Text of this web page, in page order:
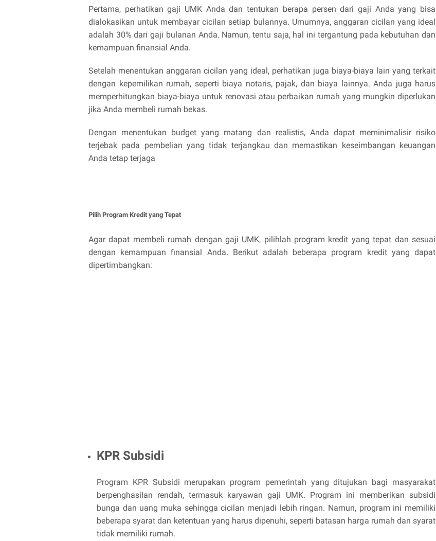
Pertama, perhatikan gaji UMK Anda dan tentukan berapa persen dari gaji Anda yang bisa
dialokasikan untuk membayar cicilan setiap bulannya. Umumnya, anggaran cicilan yang ideal
adalah 30% dari gaji bulanan Anda. Namun, tentu saja, hal ini tergantung pada kebutuhan dan
kemampuan finansial Anda.
Setelah menentukan anggaran cicilan yang ideal, perhatikan juga biaya-biaya lain yang terkait
dengan kepemilikan rumah, seperti biaya notaris, pajak, dan biaya lainnya. Anda juga harus
memperhitungkan biaya-biaya untuk renovasi atau perbaikan rumah yang mungkin diperlukan
jika Anda membeli rumah bekas.
Dengan menentukan budget yang matang dan realistis, Anda dapat meminimalisir risiko
terjebak pada pembelian yang tidak terjangkau dan memastikan keseimbangan keuangan
Anda tetap terjaga
Pilih Program Kredit yang Tepat
Agar dapat membeli rumah dengan gaji UMK, pilihlah program kredit yang tepat dan sesuai
dengan kemampuan finansial Anda. Berikut adalah beberapa program kredit yang dapat
dipertimbangkan:
KPR Subsidi
Program KPR Subsidi merupakan program pemerintah yang ditujukan bagi masyarakat
berpenghasilan rendah, termasuk karyawan gaji UMK. Program ini memberikan subsidi
bunga dan uang muka sehingga cicilan menjadi lebih ringan. Namun, program ini memiliki
beberapa syarat dan ketentuan yang harus dipenuhi, seperti batasan harga rumah dan syarat
tidak memiliki rumah.